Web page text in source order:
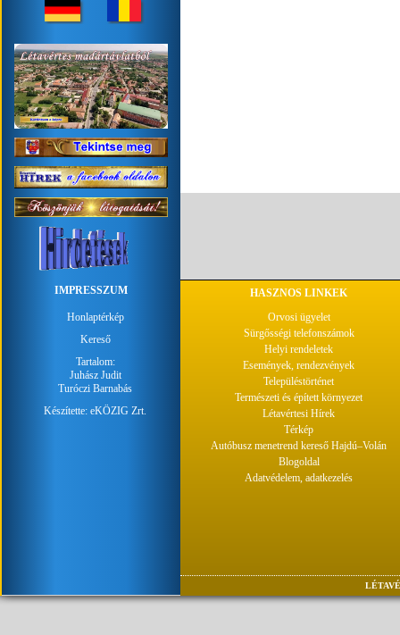
IMPRESSZUM
Honlaptérkép
Kereső
Tartalom:
Juhász Judit
Turóczi Barnabás
Készítette:eKÖZIG Zrt.
HASZNOS LINKEK
Orvosi ügyelet
Sürgősségi telefonszámok
Helyi rendeletek
Események, rendezvények
Településtörténet
Természeti és épített környezet
Létavértesi Hírek
Térkép
Autóbusz menetrend kereső Hajdú–Volán
Blogoldal
Adatvédelem, adatkezelés